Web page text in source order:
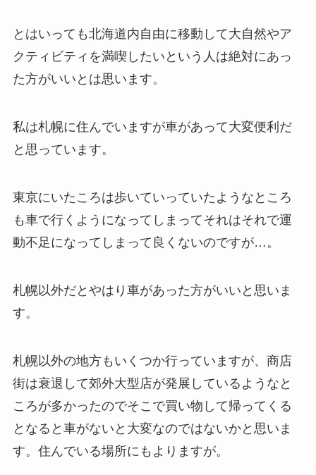
とはいっても北海道内自由に移動して大自然やア
クティビティを満喫したいという人は絶対にあっ
た方がいいとは思います。
私は札幌に住んでいますが車があって大変便利だ
と思っています。
東京にいたころは歩いていっていたようなところ
も車で行くようになってしまってそれはそれで運
動不足になってしまって良くないのですが…。
札幌以外だとやはり車があった方がいいと思いま
す。
札幌以外の地方もいくつか行っていますが、商店
街は衰退して郊外大型店が発展しているようなと
ころが多かったのでそこで買い物して帰ってくる
となると車がないと大変なのではないかと思いま
す。住んでいる場所にもよりますが。